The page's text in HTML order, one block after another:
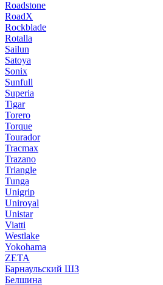
Roadstone
RoadX
Rockblade
Rotalla
Sailun
Satoya
Sonix
Sunfull
Superia
Tigar
Torero
Torque
Tourador
Tracmax
Trazano
Triangle
Tunga
Unigrip
Uniroyal
Unistar
Viatti
Westlake
Yokohama
ZETA
Барнаульский ШЗ
Белшина